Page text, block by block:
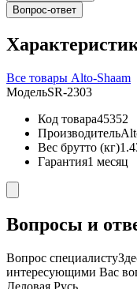
Вопрос-ответ
Все товары Alto-Shaam
МодельSR-2303
Код товара45352
Производитель
Вес брутто (кг)
Гарантия1 месяц
Вопросы и
Вопрос специалисту
интересующими Вас
Деловая Русь.